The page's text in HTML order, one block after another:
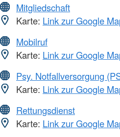
Mitgliedschaft
Karte: Link zur Google
Mobilruf
Karte: Link zur Google
Psy. Notfallversorgung
Karte: Link zur Google
Rettungsdienst
Karte: Link zur Google